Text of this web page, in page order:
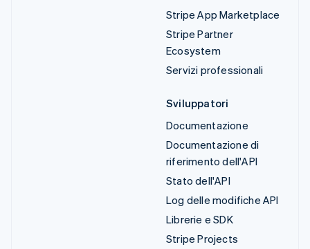
Stripe App Marketplace
Stripe Partner
Ecosystem
Servizi professionali
Sviluppatori
Documentazione
Documentazione di
riferimento dell'API
Stato dell'API
Log delle modifiche API
Librerie e SDK
Stripe Projects